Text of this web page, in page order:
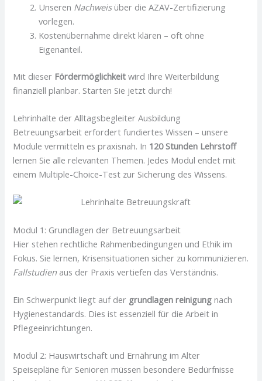
Unseren Nachweisüber die AZAV-Zertifizierung
vorlegen.
Kostenübernahme direkt klären – oft ohne
Eigenanteil.
Mit dieser Fördermöglichkeit wird Ihre Weiterbildung
finanziell planbar. Starten Sie jetzt durch!
Lehrinhalte der Alltagsbegleiter Ausbildung
Betreuungsarbeit erfordert fundiertes Wissen – unsere
Module vermitteln es praxisnah. In 120 Stunden Lehrstoff
lernen Sie alle relevanten Themen. Jedes Modul endet mit
einem Multiple-Choice-Test zur Sicherung des Wissens.
Modul 1: Grundlagen der Betreuungsarbeit
Hier stehen rechtliche Rahmenbedingungen und Ethik im
Fokus. Sie lernen, Krisensituationen sicher zu kommunizieren.
Fallstudien aus der Praxis vertiefen das Verständnis.
Ein Schwerpunkt liegt auf der grundlagen reinigung nach
Hygienestandards. Dies ist essenziell für die Arbeit in
Pflegeeinrichtungen.
Modul 2: Hauswirtschaft und Ernährung im Alter
Speisepläne für Senioren müssen besondere Bedürfnisse